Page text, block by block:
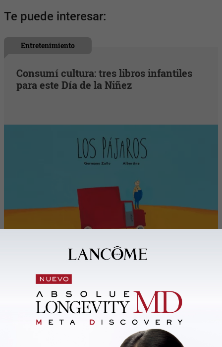
Te puede interesar:
Entretenimiento
Consumí cultura: tres libros infantiles
para este Día de la Niñez
Placer, deseo y autoconocimiento: la
conversación pendiente